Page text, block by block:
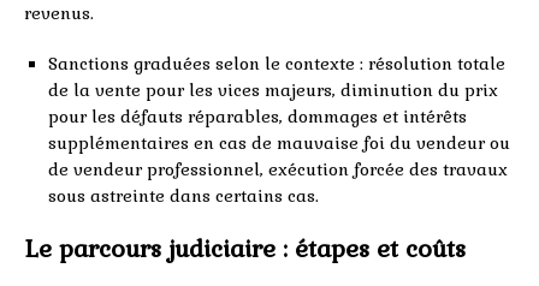
revenus.
Sanctions graduées selon le contexte : résolution totale
de la vente pour les vices majeurs, diminution du prix
pour les défauts réparables, dommages et intérêts
supplémentaires en cas de mauvaise foi du vendeur ou
de vendeur professionnel, exécution forcée des travaux
sous astreinte dans certains cas.
Le parcours judiciaire : étapes et coûts